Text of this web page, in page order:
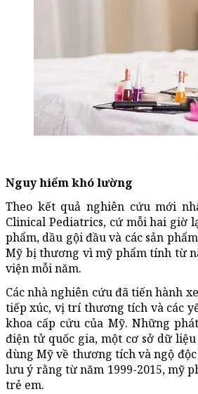
Nguy hiểm khó lường
Theo kết quả nghiên cứu mới
Clinical Pediatrics, cứ mỗi hai giờ
phẩm, dầu gội đầu và các sản
Mỹ bị thương vì mỹ phẩm tính từ
viện mỗi năm.
Các nhà nghiên cứu đã tiến hành
tiếp xúc, vị trí thương tích và các
khoa cấp cứu của Mỹ. Những
điện tử quốc gia, một cơ sở dữ
dùng Mỹ về thương tích và ngộ
lưu ý rằng từ năm 1999-2015, mỹ
trẻ em.